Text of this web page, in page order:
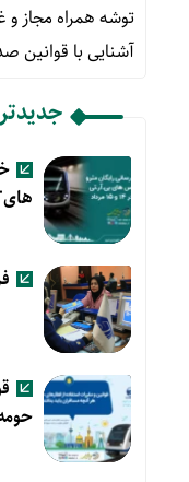
توشه همراه مجاز و
آشنایی با قوانین
های BRT تبریز در ۱۴ و ۱۵ مرداد